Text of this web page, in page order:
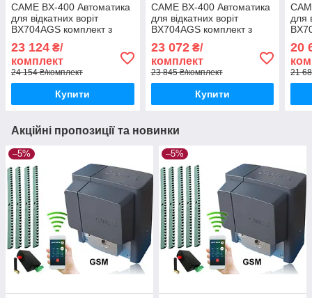
CAME BX-400 Автоматика
для відкатних воріт
BX704AGS комплект з
модулем
23 124 ₴/
комплект
24 154 ₴/комплект
Купити
CAME BX-400 Автоматика
для відкатних воріт
BX704AGS комплект з
рейки і gsm-модулем
23 072₴/
комплект
23 845 ₴/комплект
Купити
для
20
21
Акційні пропозиції та новинки
–5% –5%